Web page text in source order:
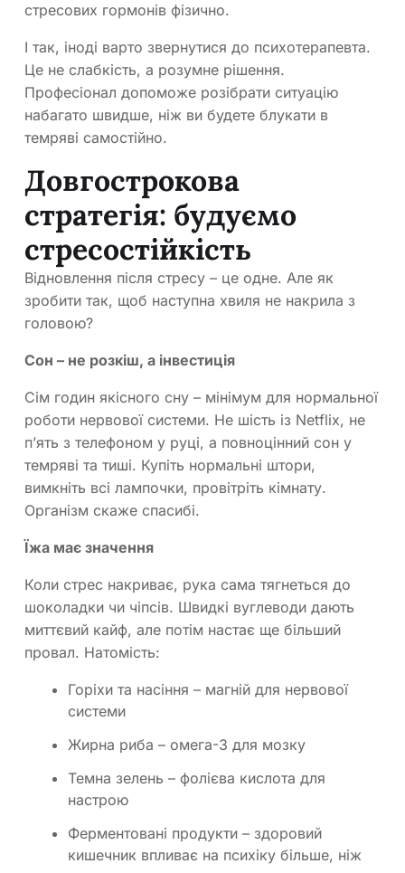
стресових гормонів фізично.
І так, іноді варто звернутися до психотерапевта.
Це не слабкість, а розумне рішення.
Професіонал допоможе розібрати ситуацію
набагато швидше, ніж ви будете блукати в
темряві самостійно.
Довгострокова
стратегія: будуємо
стресостійкість
Відновлення після стресу – це одне. Але як
зробити так, щоб наступна хвиля не накрила з
головою?
Сон – не розкіш, а інвестиція
Сім годин якісного сну – мінімум для нормальної
роботи нервової системи. Не шість із Netflix, не
п’ять з телефоном у руці, а повноцінний сон у
темряві та тиші. Купіть нормальні штори,
вимкніть всі лампочки, провітріть кімнату.
Організм скаже спасибі.
Їжа має значення
Коли стрес накриває, рука сама тягнеться до
шоколадки чи чіпсів. Швидкі вуглеводи дають
миттєвий кайф, але потім настає ще більший
провал. Натомість:
Горіхи та насіння – магній для нервової
системи
Жирна риба – омега-3 для мозку
Темна зелень – фолієва кислота для
настрою
Ферментовані продукти – здоровий
кишечник впливає на психіку більше, ніж